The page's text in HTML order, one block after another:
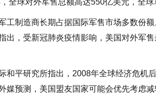
全球对外军售总额高达550亿美元，全
工制造商长期占据国际军售市场多数份
出，受新冠肺炎疫情影响，美国对外军
和平研究所指出，2008年全球经济危机
媒预测，美国盟友国家可能会优先考虑